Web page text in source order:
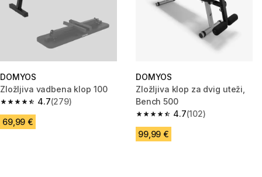
DOMYOS
Zložljiva vadbena klop 100
4.7
4.7 od 5 zvezdic from 279 ocene
(279)
69,99 €
DOMYOS
Zložljiva klop za dvig uteži,
Bench 500
4.7
4.7 od 5 zvezdic from 102
(102)
99,99 €